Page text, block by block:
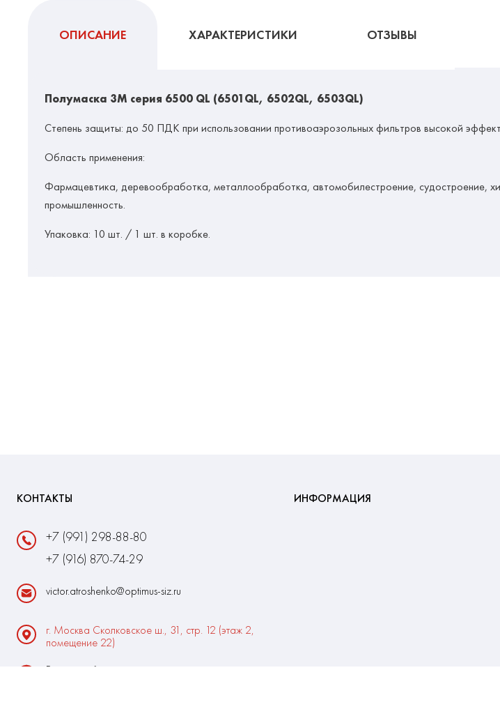
ОПИСАНИЕ ХАРАКТЕРИСТИКИ ОТЗЫВЫ
Полумаска 3М серия 6500 QL (6501QL, 6502QL, 6503QL)
Степень защиты: до 50 ПДК при использовании противоаэрозольных фильтров высокой
Область применения:
Фармацевтика, деревообработка, металлообработка, автомобилестроение, судостроение,
промышленность.
Упаковка: 10 шт. / 1 шт. в коробке.
КОНТАКТЫ
+7 (991) 298-88-80
+7 (916) 870-74-29
victor.atroshenko@optimus-siz.ru
г. Москва Сколковское ш., 31, стр. 12 (этаж 2,
помещение 22)
Время работы:
ИНФОРМАЦИЯ